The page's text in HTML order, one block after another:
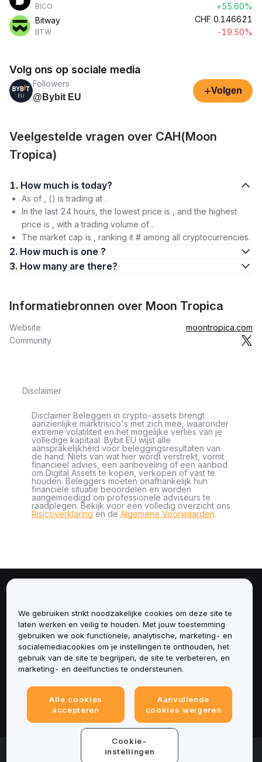
BICO
+55.60%
Bitway
BTW
CHF 0.146621
-19.50%
Volg ons op sociale media
Followers
@Bybit EU
+Volgen
Veelgestelde vragen over CAH(Moon
Tropica)
1. How much is today?
As of , () is trading at .
In the last 24 hours, the lowest price is , and the highest
price is , with a trading volume of .
The market cap is , ranking it # among all cryptocurrencies.
2. How much is one ?
3. How many are there?
Informatiebronnen over Moon Tropica
Website
moontropica.com
Community
Disclaimer
Disclaimer Beleggen in crypto-assets brengt
aanzienlijke marktrisico's met zich mee, waaronder
extreme volatiliteit en het mogelijke verlies van je
volledige kapitaal. Bybit EU wijst alle
aansprakelijkheid voor beleggingsresultaten van
de hand. Niets van wat hier wordt verstrekt, vormt
financieel advies, een aanbeveling of een aanbod
om Digital Assets te kopen, verkopen of vast te
houden. Beleggers moeten onafhankelijk hun
financiële situatie beoordelen en worden
aangemoedigd om professionele adviseurs te
raadplegen. Bekijk voor een volledig overzicht ons
Risicoverklaring en de Algemene Voorwaarden.
Diensten
Ondersteuning
Juridisch
© 2025-2026 Bybit.eu. All rights reserved.
We gebruiken strikt noodzakelijke cookies om deze site te
laten werken en veilig te houden. Met jouw toestemming
gebruiken we ook functionele, analytische, marketing- en
socialemediacookies om je instellingen te onthouden, het
gebruik van de site te begrijpen, de site te verbeteren, en
marketing- en deelfuncties te ondersteunen.
Alle cookies
accepteren
Aanvullende
cookies weigeren
Cookie-
instellingen